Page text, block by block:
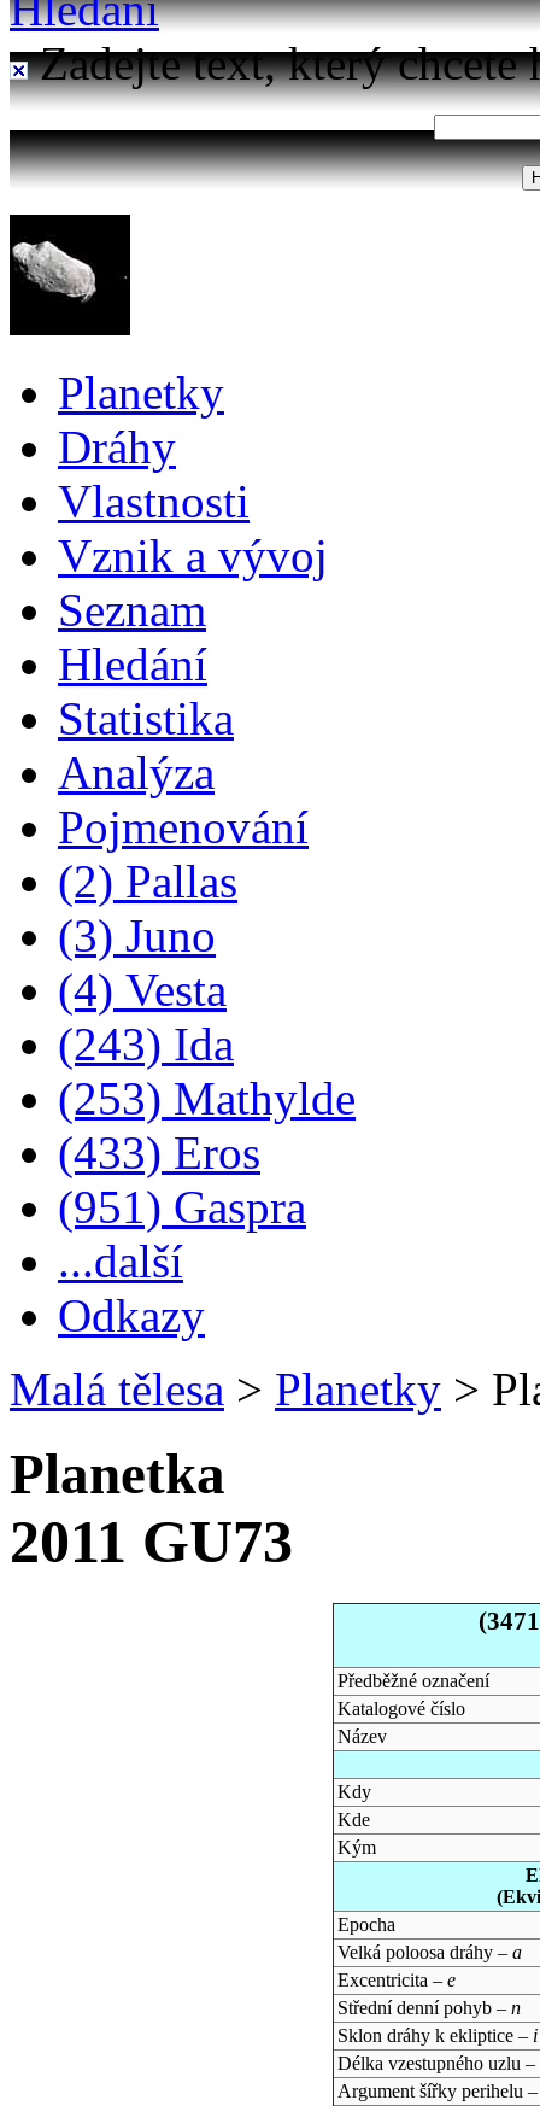
Zadejte text, který chcete
Planetky
Dráhy
Vlastnosti
Vznik a vývoj
Seznam
Hledání
Statistika
Analýza
Pojmenování
(2) Pallas
(3) Juno
(4) Vesta
(243) Ida
(253) Mathylde
(433) Eros
(951) Gaspra
...další
Odkazy
Malá tělesa > Planetky >
Planetka
2011 GU73
Předběžné označení
Katalogové číslo
Název
Kdy
Kde
Kým
Epocha
Velká poloosa dráhy – a
Excentricita – e
Střední denní pohyb – n
Sklon dráhy k ekliptice – i
Délka vzestupného uzlu –
Argument šířky perihelu